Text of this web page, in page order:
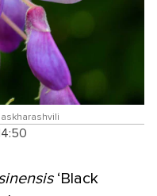
‘Black